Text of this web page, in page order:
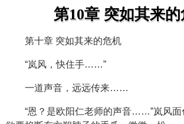
第10章 突如其来
第十章 突如其来的危机
“岚风，快住手……”
一道声音，远远传来……
“恩？是欧阳仁老师的声音……”岚风面